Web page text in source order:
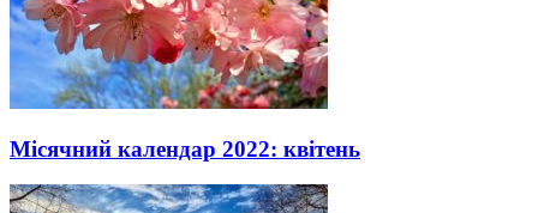
Місячний календар 2022: квітень